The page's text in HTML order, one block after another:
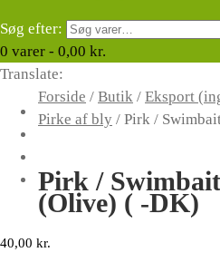
Søg efter:
0 varer - 0,00 kr.
Translate:
Forside / Butik / Eksport
Pirke af bly / Pirk /
Pirk /
(Olive) ( -DK)
40,00 kr.